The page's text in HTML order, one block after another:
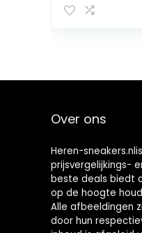
Over ons
Heren-
prijsvergelijkings-
beste deals biedt
op de hoogte
Alle afbeeldingen
door hun